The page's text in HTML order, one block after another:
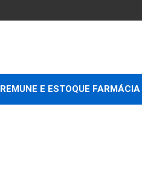
REMUNE E ESTOQUE